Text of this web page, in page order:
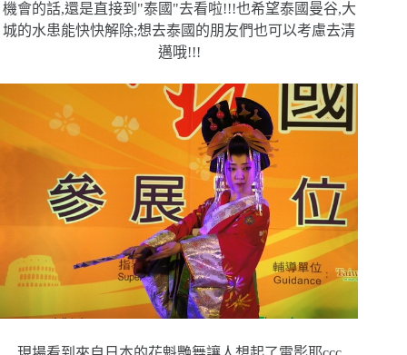
機會的話,還是直接到"泰國 "去看啦!!!也希望泰國曼谷,大
城的水患能快快解除;想去泰國 的朋友們也可以考慮去清
邁哦!!!